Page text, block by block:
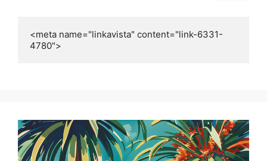
<meta name="linkavista" content="link-6331-
4780">